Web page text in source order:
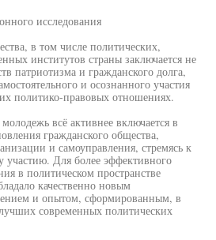
исследования
в том числе политических,
институтов страны заключается не
патриотизма и гражданского долга,
и осознанного участия
политико-правовых отношениях.
всё активнее включается в
гражданского общества,
и самоуправления, стремясь к
участию. Для более эффективного
в политическом пространстве
качественно новым
и опытом, сформированным, в
современных политических